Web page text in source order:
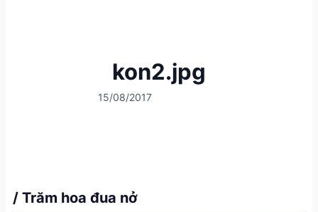
kon2.jpg
15/08/2017
/ Trăm hoa đua nở